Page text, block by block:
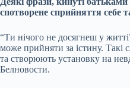
спотворене сприйняття себе
“Ти нічого не досягнеш у
може прийняти за істину. Такі
та створюють установку на
Белновости.